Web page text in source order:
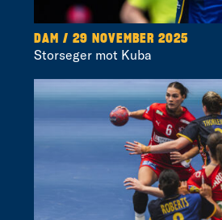
DAM / 29 NOVEMBER 2025
Storseger mot Kuba